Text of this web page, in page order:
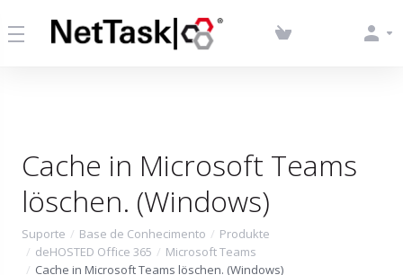
Cache in Microsoft Teams
löschen. (Windows)
Suporte Base de Conhecimento
Produkte
deHOSTED Office 365
Microsoft Teams
Cache in Microsoft Teams löschen. (Windows)